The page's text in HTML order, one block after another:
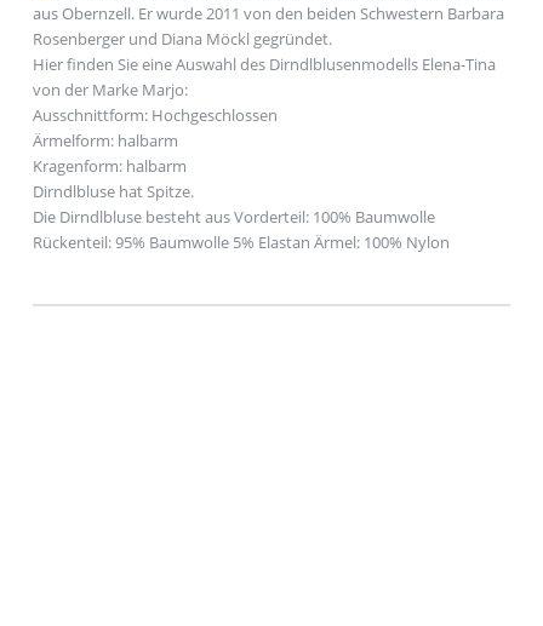
aus Obernzell. Er wurde 2011 von den beiden Schwestern Barbara
Rosenberger und Diana Möckl gegründet.
Hier finden Sie eine Auswahl des Dirndlblusenmodells Elena-Tina
von der Marke Marjo:
Ausschnittform: Hochgeschlossen
Ärmelform: halbarm
Kragenform: halbarm
Dirndlbluse hat Spitze.
Die Dirndlbluse besteht aus Vorderteil: 100% Baumwolle
Rückenteil: 95% Baumwolle 5% Elastan Ärmel: 100% Nylon